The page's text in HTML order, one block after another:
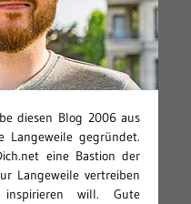
diesen Blog 2006 aus
Langeweile gegründet.
eine Bastion der
Langeweile vertreiben
will. Gute